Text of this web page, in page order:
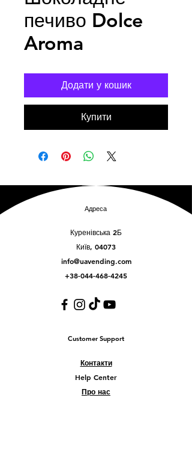
печиво Dolce
Aroma
Додати у кошик
Купити
Адреса
Куренівська 2Б
Київ, 04073
info@uavending.com
+38-044-468-4245
Customer Support
Контакти
Help Center
Про нас